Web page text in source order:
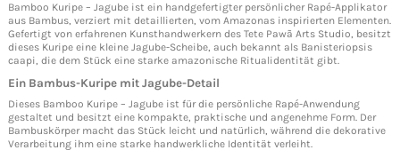
Bamboo Kuripe – Jagube ist ein handgefertigter persönlicher Rapé-Applikator
aus Bambus, verziert mit detaillierten, vom Amazonas inspirierten Elementen.
Gefertigt von erfahrenen Kunsthandwerkern des Tete Pawã Arts Studio, besitzt
dieses Kuripe eine kleine Jagube-Scheibe, auch bekannt als Banisteriopsis
caapi, die dem Stück eine starke amazonische Ritualidentität gibt.
Ein Bambus-Kuripe mit Jagube-Detail
Dieses Bamboo Kuripe – Jagube ist für die persönliche Rapé-Anwendung
gestaltet und besitzt eine kompakte, praktische und angenehme Form. Der
Bambuskörper macht das Stück leicht und natürlich, während die dekorative
Verarbeitung ihm eine starke handwerkliche Identität verleiht.